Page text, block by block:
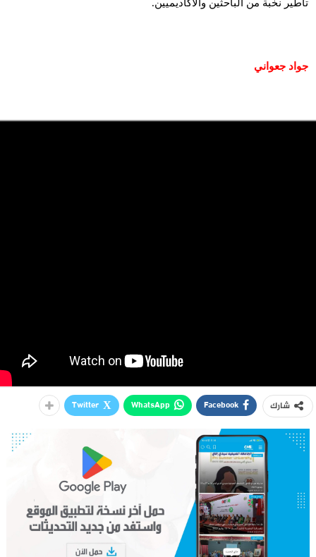
تأطير نخبة من الباحثين والأكاديميين.
جواد جعواني
شارك Facebook
WhatsApp
Twitter